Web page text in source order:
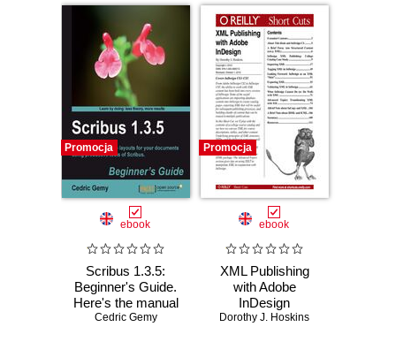
superb
beginner‚Äôs
guide, packed with
examples and
explanations
Promocja
ebook
Scribus 1.3.5:
Beginner's Guide.
Here's the manual
you always wanted
Cedric Gemy
Promocja
ebook
XML Publishing
with Adobe
InDesign
Dorothy J. Hoskins